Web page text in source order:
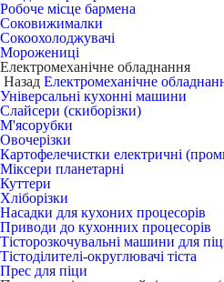
Робоче місце бармена
Соковижималки
Сокоохолоджувачі
Морожениці
Електромеханічне обладнання
Назад Електромеханічне
Універсальні кухонні машини
Слайсери (скиборізки)
М'ясорубки
Овочерізки
Картофелечистки електричні
Міксери планетарні
Куттери
Хліборізки
Насадки для кухоних процесорів
Приводи до кухонних процесорів
Тісторозкочувальні машини для
Тістоділителі-округлювачі тіста
Прес для піци